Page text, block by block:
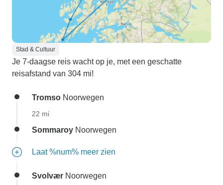
Stad & Cultuur
Je 7-daagse reis wacht op je, met een geschatte
reisafstand van 304 mi!
Tromso Noorwegen
22 mi
Sommaroy Noorwegen
Laat %num% meer zien
Svolvær Noorwegen